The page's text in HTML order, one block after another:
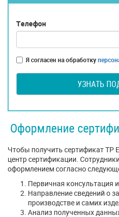
Телефон
Я согласен на обработку
УЗНАТЬ
Оформление
Чтобы получить сертификат ТР
центр сертификации.
оформлением согласно
Первичная консультация
Направление сведений о
производстве и самих
Анализ полученных